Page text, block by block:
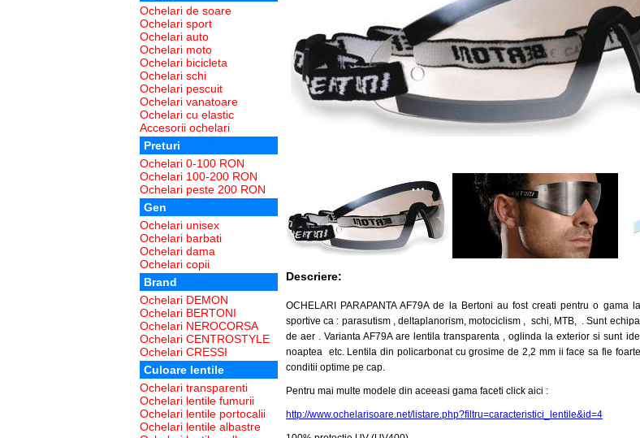
Ochelari de soare
Ochelari sport
Ochelari auto
Ochelari moto
Ochelari bicicleta
Ochelari schi
Ochelari pescuit
Ochelari vanatoare
Ochelari cu elastic
Accesorii ochelari
Preturi
Ochelari 0-100 RON
Ochelari 100-200 RON
Ochelari peste 200 RON
Gen
Ochelari unisex
Ochelari barbati
Ochelari dama
Ochelari copii
Brand
Ochelari DEMON
Ochelari BERTONI
Ochelari NEROCORSA
Ochelari CENTROSTYLE
Ochelari CRESSI
Culoare lentile
Ochelari transparenti
Ochelari lentile fumurii
Ochelari lentile portocalii
Ochelari lentile albastre
Descriere:
OCHELARI PARAPANTA AF79A de la Bertoni au fost creati pentru o
sportive ca : parasutism , deltaplanorism,motociclism , schi, MTB, . Sunt
de aer . Varianta AF79A are lentila transparenta , oglinda la exterior si sunt
noaptea etc. Lentila din policarbonat cu grosime de 2,2 mm ii face sa fie
conditii optime pe cap.
Pentru mai multe modele din aceeasi gama faceti click aici :
http://www.ochelarisoare.net/listare.php?filtru=caracteristici_lentile&id=4